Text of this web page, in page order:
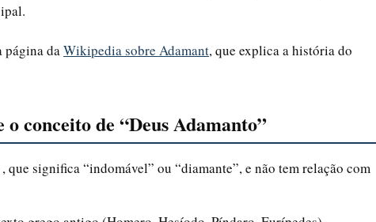
página da Wikipedia sobre Adamant, que explica a história do
conceito de “Deus Adamanto”
que significa “indomável” ou “diamante”, e não tem relação com